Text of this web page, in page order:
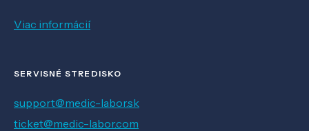
Viac informácií
SERVISNÉ STREDISKO
support@medic-labor.sk
ticket@medic-labor.com